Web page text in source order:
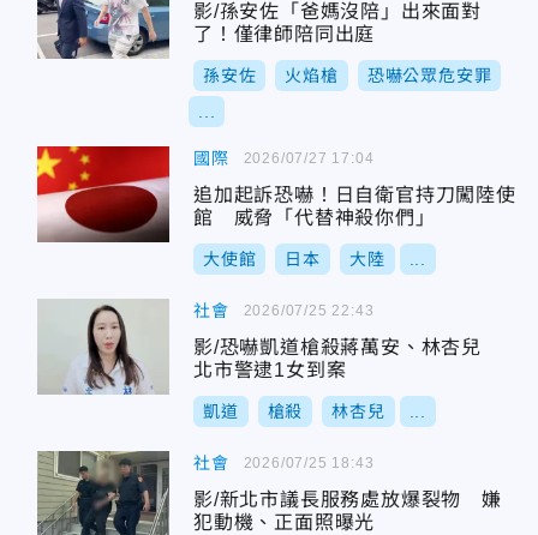
影/孫安佐「爸媽沒陪」出來面對
了！僅律師陪同出庭
孫安佐 火焰槍 恐嚇公眾危安罪
國際
追加起訴恐嚇！日自衛官持刀闖陸使
館 威脅「代替神殺你們」
大使館 日本 大陸
2026/07/27 17:04
社會
影/恐嚇凱道槍殺蔣萬安、林杏兒
北市警逮1女到案
凱道 槍殺 林杏兒
2026/07/25 22:43
社會
影/新北市議長服務處放爆裂物 嫌
犯動機、正面照曝光
2026/07/25 18:43